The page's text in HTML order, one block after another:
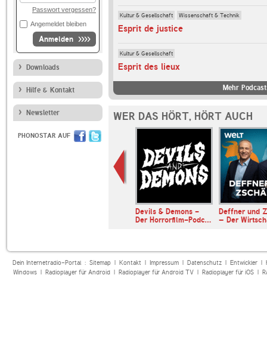
Passwort vergessen?
Angemeldet bleiben
Anmelden
Downloads
Hilfe & Kontakt
Newsletter
PHONOSTAR AUF
Kultur & Gesellschaft Wissenschaft & Technik
Esprit de justice
Kultur & Gesellschaft
Esprit des lieux
Mehr
WER DAS HÖRT, HÖRT AUCH
Devils & Demons -
Der Horrorfilm-Podc…
Deffner und
– Der
Dein Internetradio-Portal : Sitemap| Kontakt| Impressum| Datenschutz| Entwickler|
Windows| Radioplayer für Android| Radioplayer für Android TV| Radioplayer für iOS|